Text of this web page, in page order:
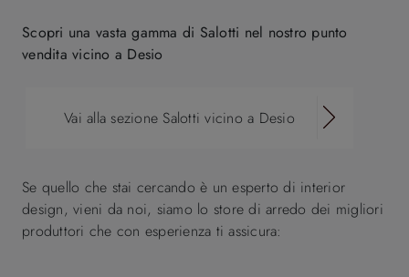
Scopri una vasta gamma di Salotti nel nostro punto
vendita vicino a Desio
Vai alla sezione Salotti vicino a Desio
Se quello che stai cercando è un esperto di interior
design, vieni da noi, siamo lo store di arredo dei migliori
produttori che con esperienza ti assicura: